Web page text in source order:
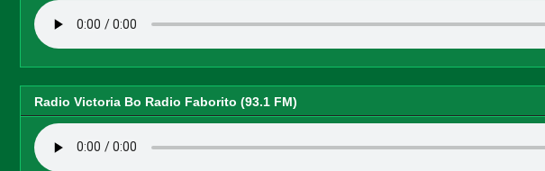
Radio Victoria Bo Radio Faborito (93.1 FM)